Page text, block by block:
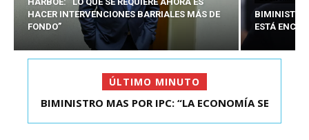
HACER INTERVENCIONES BARRIALES MÁS DE
FONDO”
BIMINISTRO
ESTÁ
ÚLTIMO MINUTO
KAST SE REUNIÓ CON EL PRESIDENTE ELECTO DE
BIMINISTRO MAS POR IPC: “LA ECONOMÍA SE